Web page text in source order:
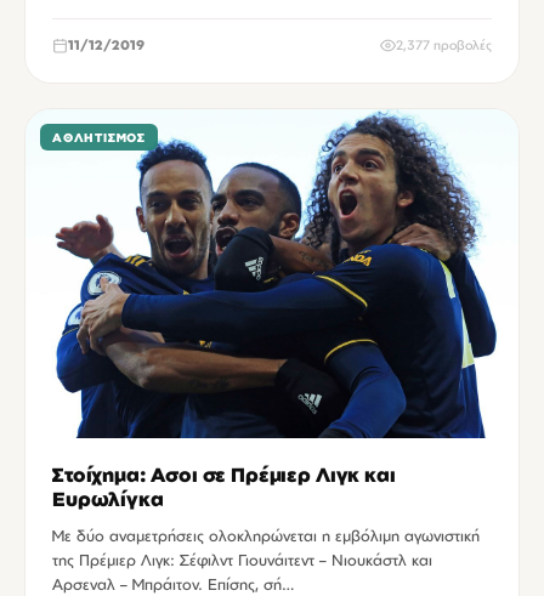
11/12/2019 2,377 προβολές
ΑΘΛΗΤΙΣΜΌΣ
Στοίχημα: Ασοι σε Πρέμιερ Λιγκ και
Ευρωλίγκα
Με δύο αναμετρήσεις ολοκληρώνεται η εμβόλιμη αγωνιστική
της Πρέμιερ Λιγκ: Σέφιλντ Γιουνάιτεντ – Νιουκάστλ και
Αρσεναλ – Μπράιτον. Επίσης, σή…